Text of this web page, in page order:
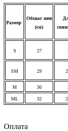
Размер
Обхват шеи
(см)
S 27
SM 29
M 30
ML 32
Оплата